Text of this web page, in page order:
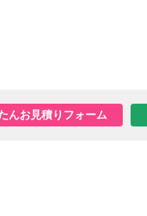
んお見積りフォーム